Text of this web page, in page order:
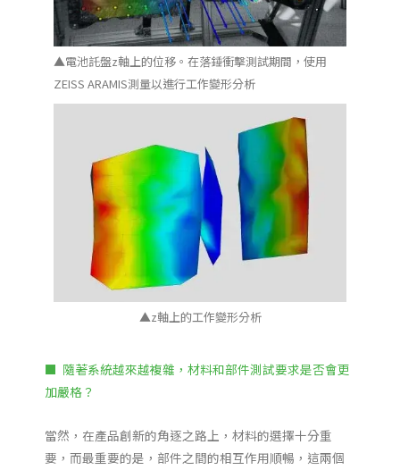
▲電池託盤z軸上的位移。在落錘衝擊測試期間，使用
ZEISS ARAMIS測量以進行工作變形分析
▲z軸上的工作變形分析
■ 隨著系統越來越複雜，材料和部件測試要求是否會更
加嚴格？
當然，在產品創新的角逐之路上，材料的選擇十分重
要，而最重要的是，部件之間的相互作用順暢，這兩個